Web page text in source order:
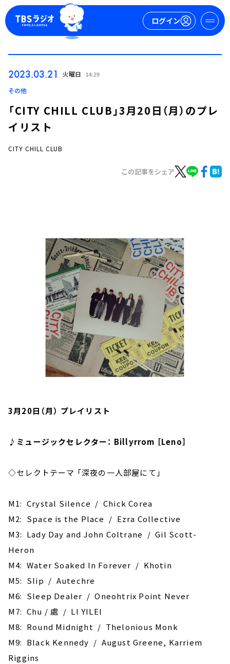
ログイン
お知らせ
イベント・グッズ
YouTube
会社情報
2023.03.21 火曜日 14:29
その他
「CITY CHILL CLUB」3月20日（月）のプレ
イリスト
CITY CHILL CLUB
この記事をシェア
3月20日（月） プレイリスト
♪ミュージックセレクター： Billyrrom ［Leno］
◇セレクトテーマ 「深夜の一人部屋にて」
M1: Crystal Silence / Chick Corea
M2: Space is the Place / Ezra Collective
M3: Lady Day and John Coltrane / Gil Scott-
Heron
M4: Water Soaked In Forever / Khotin
M5: Slip / Autechre
M6: Sleep Dealer / Oneohtrix Point Never
M7: Chu / 處 / LI YILEI
M8: Round Midnight / Thelonious Monk
M9: Black Kennedy / August Greene, Karriem
Riggins